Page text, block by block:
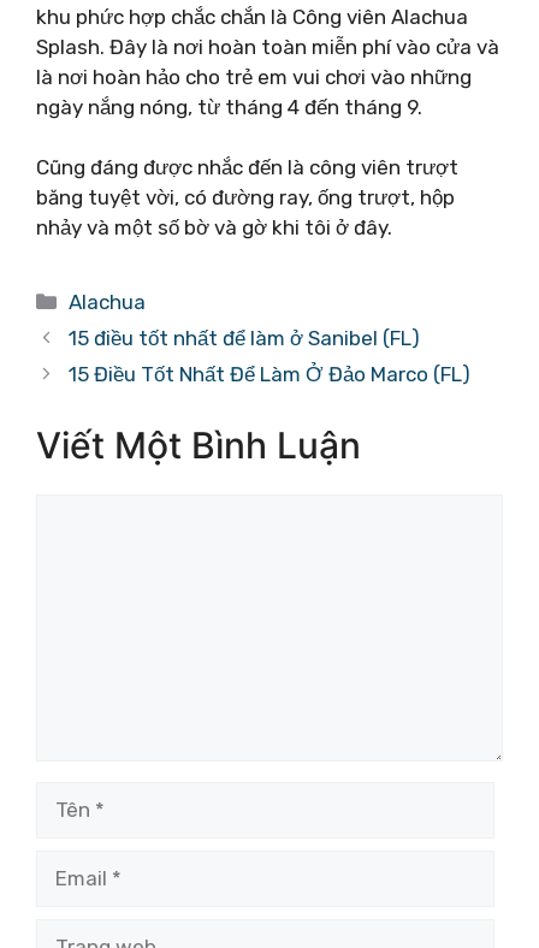
khu phức hợp chắc chắn là Công viên Alachua
Splash. Đây là nơi hoàn toàn miễn phí vào cửa và
là nơi hoàn hảo cho trẻ em vui chơi vào những
ngày nắng nóng, từ tháng 4 đến tháng 9.
Cũng đáng được nhắc đến là công viên trượt
băng tuyệt vời, có đường ray, ống trượt, hộp
nhảy và một số bờ và gờ khi tôi ở đây.
Danh
mục
Alachua
15 điều tốt nhất để làm ở Sanibel (FL)
15 Điều Tốt Nhất Để Làm Ở Đảo Marco (FL)
Viết Một Bình Luận